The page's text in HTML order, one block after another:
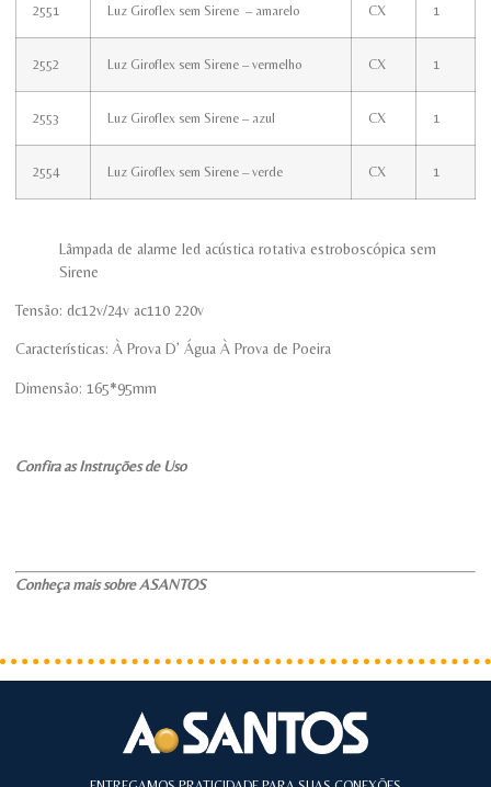
2551 Luz Giroflex sem Sirene – amarelo CX 1
2552 Luz Giroflex sem Sirene – vermelho CX 1
2553 Luz Giroflex sem Sirene – azul CX 1
2554 Luz Giroflex sem Sirene – verde CX 1
Lâmpada de alarme led acústica rotativa estroboscópica sem
Sirene
Tensão: dc12v/24v ac110 220v
Características: À Prova D’ Água À Prova de Poeira
Dimensão: 165*95mm
Confira as Instruções de Uso
Conheça mais sobre ASANTOS